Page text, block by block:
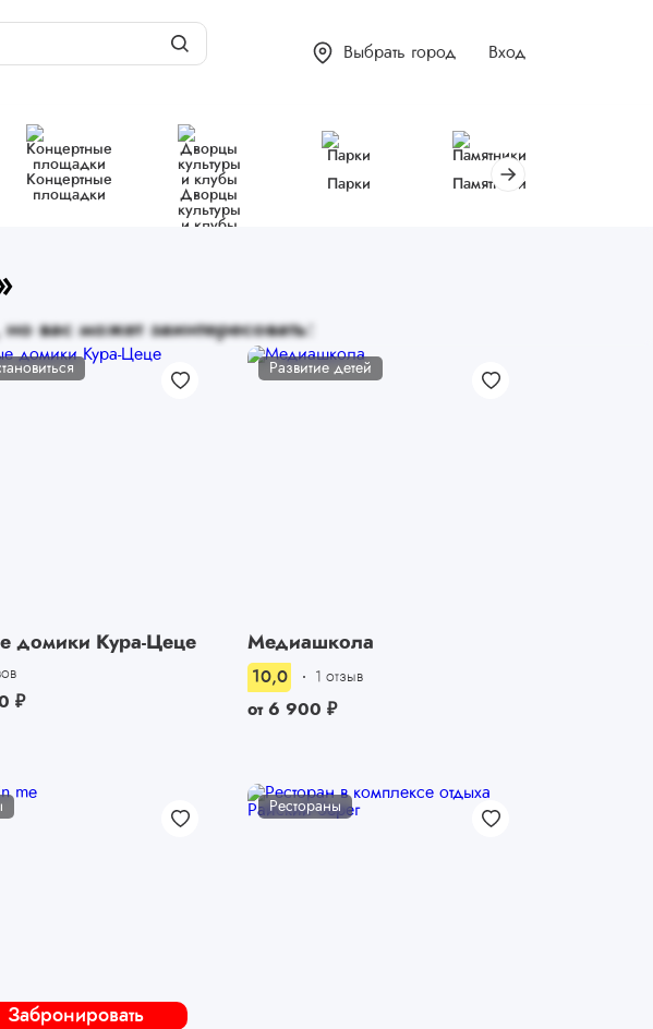
Выбрать город Вход
Концертные
площадки
Дворцы
культуры
и клубы
Парки Памятники
вас может заинтересовать:
домики Кура-Цеце
₽
Развитие детей
Медиашкола
10,0 1 отзыв
от 6 900 ₽
Забронировать
Рестораны